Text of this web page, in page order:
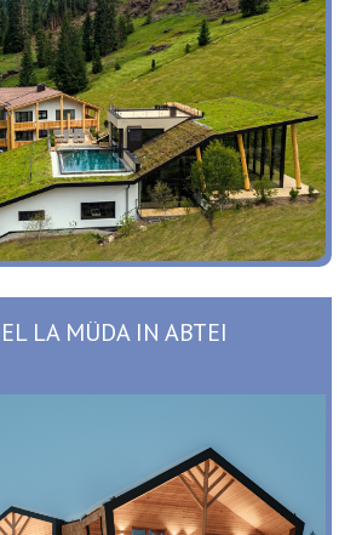
LA MÜDA IN ABTEI